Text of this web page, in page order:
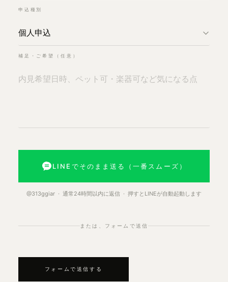
申込種別
補足・ご希望（任意）
LINEでそのまま送る（一番スムーズ）
@313ggiar · 通常24時間以内に返信 · 押すとLINEが自動起動します
または、フォームで送信
フォームで送信する